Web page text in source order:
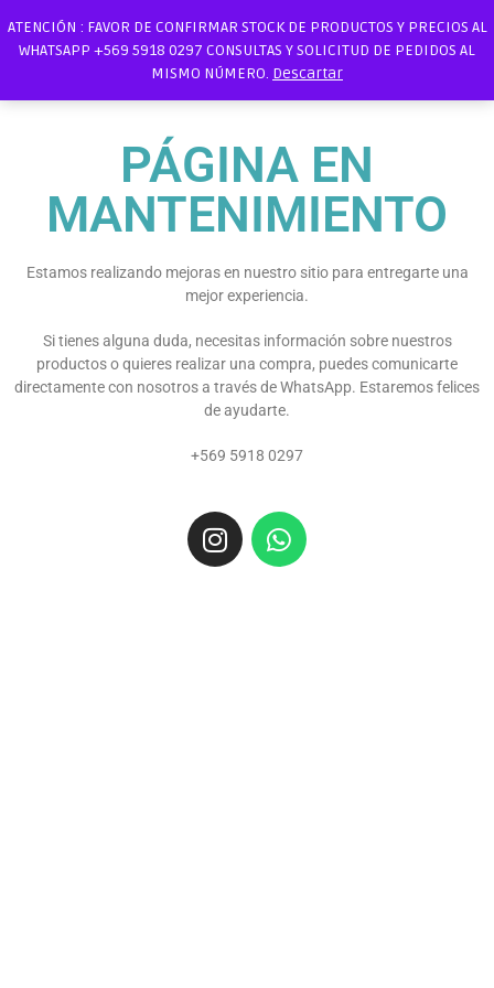
ATENCIÓN : FAVOR DE CONFIRMAR STOCK DE PRODUCTOS Y PRECIOS AL
WHATSAPP +569 5918 0297 CONSULTAS Y SOLICITUD DE PEDIDOS AL
MISMO NÚMERO. Descartar
PÁGINA EN
MANTENIMIENTO
Estamos realizando mejoras en nuestro sitio para entregarte una
mejor experiencia.
Si tienes alguna duda, necesitas información sobre nuestros
productos o quieres realizar una compra, puedes comunicarte
directamente con nosotros a través de WhatsApp. Estaremos felices
de ayudarte.
+569 5918 0297